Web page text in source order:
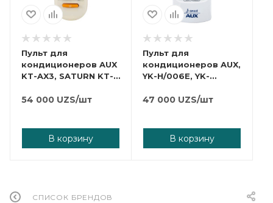
Пульт для
кондиционеров AUX
KT-AX3, SATURN KT-
54 000 UZS/шт
В корзину
Пульт для
кондиционеров AUX,
YK-H/006E, YK-
47 000 UZS/шт
В корзину
СПИСОК БРЕНДОВ